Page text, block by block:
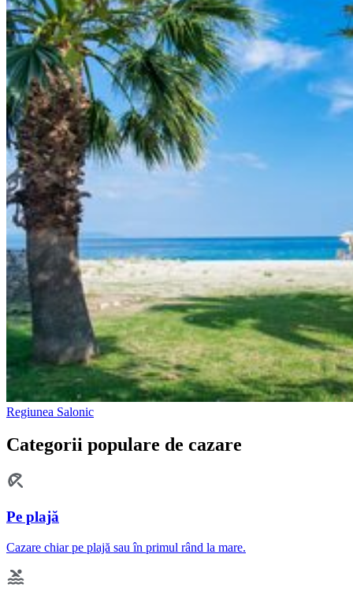
Regiunea Salonic
Categorii populare de cazare
Pe plajă
Cazare chiar pe plajă sau în primul rând la mare.